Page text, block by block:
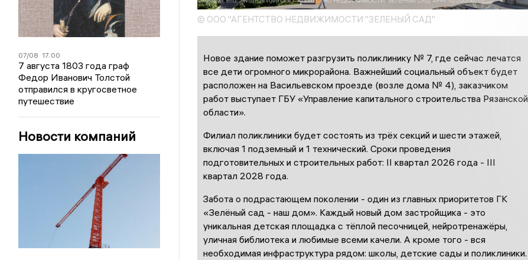
07/08 17:00
7 августа 1803 года граф
Федор Иванович Толстой
отправился в кругосветное
путешествие
Новости компаний
© ООО "АГЕНТСТВО НЕДВИЖИМОСТИ "ЗЕЛЕНЫЙ САД"
Новое здание поможет разгрузить поликлинику № 7, где сейчас лечатся
все дети огромного микрорайона. Важнейший социальный объект будет
расположен на Васильевском проезде (возле дома № 4), заказчиком
работ выступает ГБУ «Управление капитального строительства Рязанской
области».
Филиал поликлиники будет состоять из трёх секций и шести этажей,
включая 1 подземный и 1 технический. Сроки проведения
подготовительных и строительных работ: II квартал 2026 года - III
квартал 2028 года.
Забота о подрастающем поколении - один из главных приоритетов ГК
«Зелёный сад - наш дом». Каждый новый дом застройщика - это
уникальная детская площадка с тёплой песочницей, нейротренажёры,
уличная библиотека и любимые всеми качели. А кроме того - вся
необходимая инфраструктура рядом: школы, детские сады и поликлиники.